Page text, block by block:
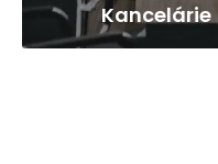
Kancelárie